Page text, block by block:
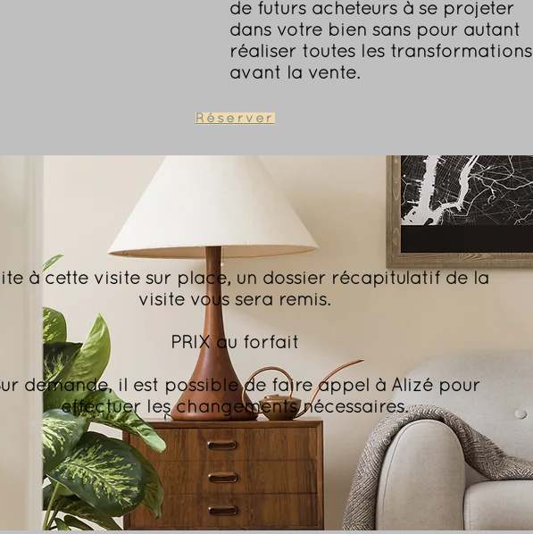
de futurs acheteurs à se projeter
dans votre bien sans pour autant
réaliser toutes les transformations
avant la vente.
Réserver
à cette visite sur place, un dossier récapitulatif de la
visite vous sera remis.
PRIX au forfait
demande, il est possible de faire appel à Alizé pour
effectuer les changements nécessaires.